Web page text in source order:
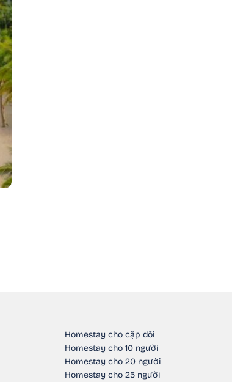
Homestay cho cặp đôi
Homestay cho 10 người
Homestay cho 20 người
Homestay cho 25 người